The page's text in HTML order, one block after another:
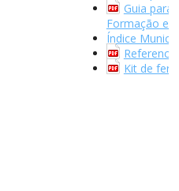
Guia para
Formação e
Índice
Kit de